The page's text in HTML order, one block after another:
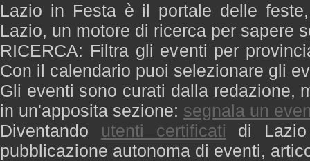
Lazio in Festa è il portale delle
Lazio, un motore di ricerca per sapere
RICERCA: Filtra gli eventi per
Con il calendario puoi selezionare gli
Gli eventi sono curati dalla redazione,
in un'apposita sezione: segnala un
Diventando utenti certificati di
pubblicazione autonoma di eventi,